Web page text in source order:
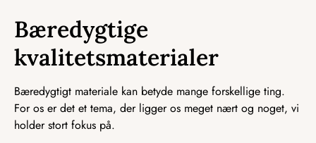
Bæredygtige
kvalitetsmaterialer
Bæredygtigt materiale kan betyde mange forskellige ting.
For os er det et tema, der ligger os meget nært og noget, vi
holder stort fokus på.